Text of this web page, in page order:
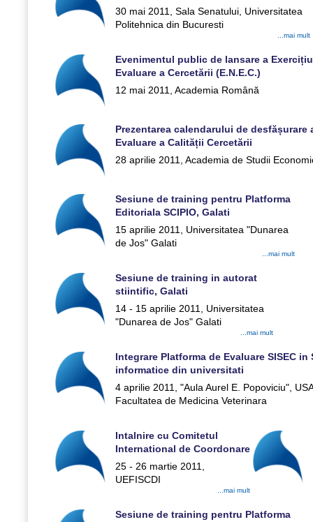
30 mai 2011, Sala Senatului, Universitatea
Politehnica din Bucuresti
...mai mult
Evenimentul public de lansare a
Evaluare a Cercetării (E.N.E.C.)
12 mai 2011, Academia Română
Prezentarea calendarului de
Evaluare a Calității Cercetării
28 aprilie 2011, Academia de Studii
Sesiune de training pentru Platforma
Editoriala SCIPIO, Galati
15 aprilie 2011, Universitatea "Dunarea
de Jos" Galati
...mai mult
Sesiune de training in autorat
stiintific, Galati
14 - 15 aprilie 2011, Universitatea
"Dunarea de Jos" Galati
...mai mult
Integrare Platforma de Evaluare SISEC in
informatice din universitati
4 aprilie 2011, "Aula Aurel E. Popoviciu",
Facultatea de Medicina Veterinara
Intalnire cu Comitetul
International de Coordonare
25 - 26 martie 2011,
UEFISCDI
...mai mult
Sesiune de training pentru Platforma